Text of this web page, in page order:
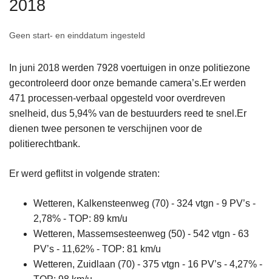
2018
Geen start- en einddatum ingesteld
In juni 2018 werden 7928 voertuigen in onze politiezone
gecontroleerd door onze bemande camera’s.Er werden
471 processen-verbaal opgesteld voor overdreven
snelheid, dus 5,94% van de bestuurders reed te snel.Er
dienen twee personen te verschijnen voor de
politierechtbank.
Er werd geflitst in volgende straten:
Wetteren, Kalkensteenweg (70) - 324 vtgn - 9 PV’s -
2,78% - TOP: 89 km/u
Wetteren, Massemsesteenweg (50) - 542 vtgn - 63
PV’s - 11,62% - TOP: 81 km/u
Wetteren, Zuidlaan (70) - 375 vtgn - 16 PV’s - 4,27% -